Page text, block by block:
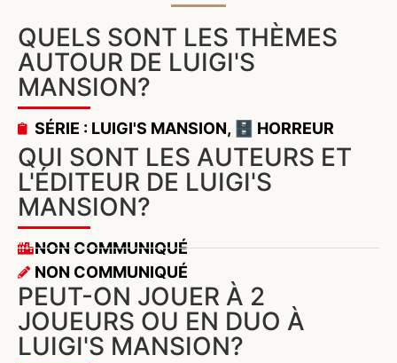
QUELS SONT LES THÈMES
AUTOUR DE LUIGI'S
MANSION?
SÉRIE : LUIGI'S MANSION, 🗄️ HORREUR
QUI SONT LES AUTEURS ET
L'ÉDITEUR DE LUIGI'S
MANSION?
NON COMMUNIQUÉ
NON COMMUNIQUÉ
PEUT-ON JOUER À 2
JOUEURS OU EN DUO À
LUIGI'S MANSION?